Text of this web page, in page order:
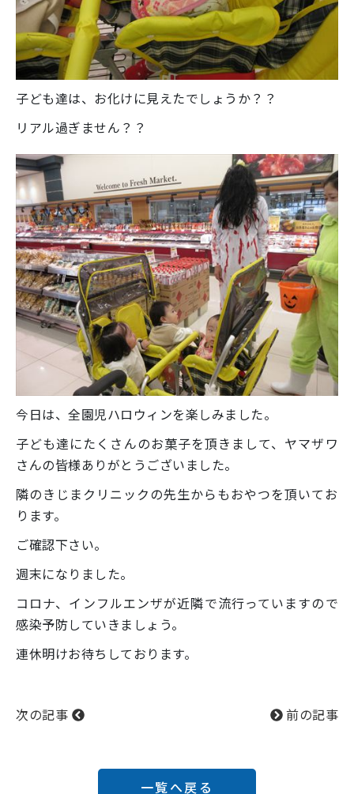
子ども達は、お化けに見えたでしょうか？？
リアル過ぎません？？
今日は、全園児ハロウィンを楽しみました。
子ども達にたくさんのお菓子を頂きまして、ヤマザワ
さんの皆様ありがとうございました。
隣のきじまクリニックの先生からもおやつを頂いてお
ります。
ご確認下さい。
週末になりました。
コロナ、インフルエンザが近隣で流行っていますので
感染予防していきましょう。
連休明けお待ちしております。
次の記事 前の記事
一覧へ戻る